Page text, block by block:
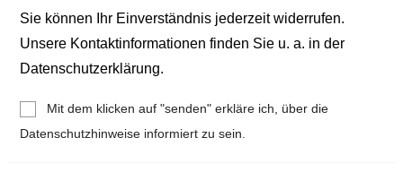
Sie können Ihr Einverständnis jederzeit widerrufen.
Unsere Kontaktinformationen finden Sie u. a. in der
Datenschutzerklärung.
Mit dem klicken auf "senden" erkläre ich, über die
Datenschutzhinweise informiert zu sein.